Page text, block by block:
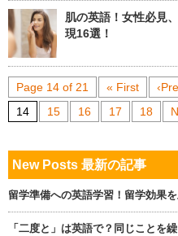
肌の英語！女性必見
現16選！
Page 14 of 21 « First
14
15 16 17 18
New Posts 最新の記事
留学準備への英語学習！留学効果
「二度と」は英語で？同じことを